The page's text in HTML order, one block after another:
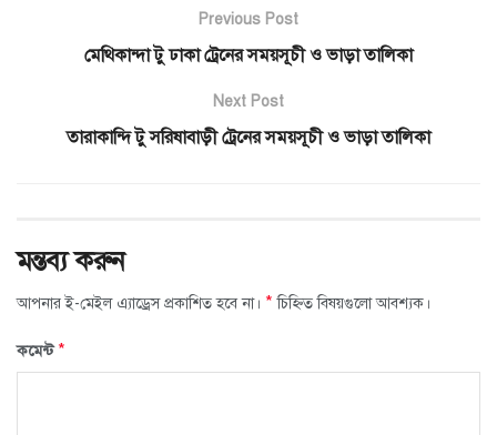
Previous Post
মেথিকান্দা টু ঢাকা ট্রেনের সময়সূচী ও ভাড়া তালিকা
Next Post
তারাকান্দি টু সরিষাবাড়ী ট্রেনের সময়সূচী ও ভাড়া তালিকা
মন্তব্য করুন
আপনার ই-মেইল এ্যাড্রেস প্রকাশিত হবে না। * চিহ্নিত বিষয়গুলো আবশ্যক।
কমেন্ট*